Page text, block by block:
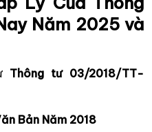
Năm 2025 và
Thông tư 03/2018/TT-
Bản Năm 2018